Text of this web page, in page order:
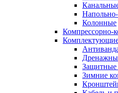
Колонные
Компрессорно-
Защитные
Зимние